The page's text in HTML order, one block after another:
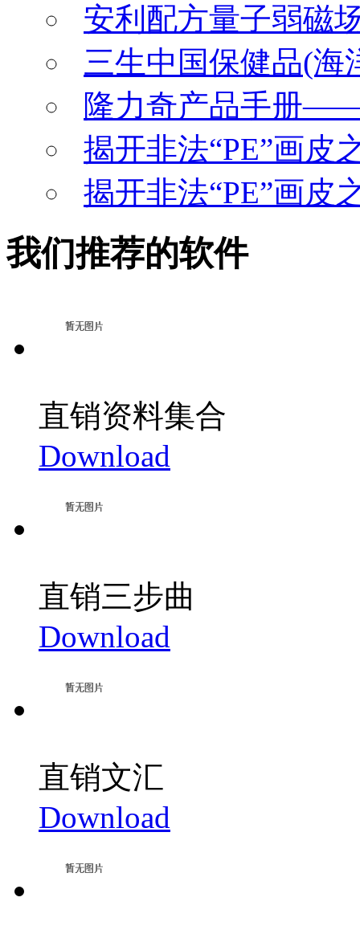
安利配方量子弱磁
三生中国保健品(海
隆力奇产品手册
揭开非法“PE”画皮
揭开非法“PE”画皮
我们推荐的软件
直销资料集合
Download
直销三步曲
Download
直销文汇
Download